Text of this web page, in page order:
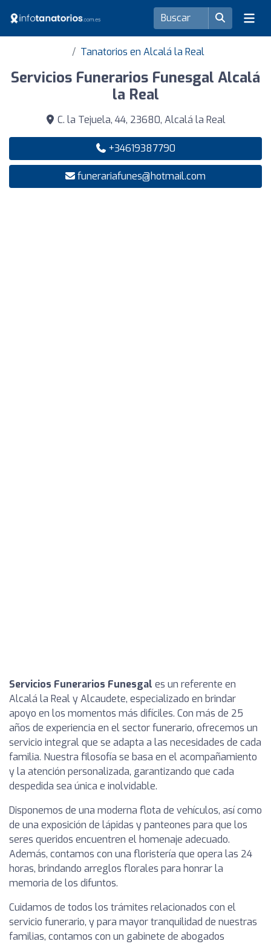
Tanatorios en Alcalá la Real
Servicios Funerarios Funesgal Alcalá
la Real
C. la Tejuela, 44, 23680, Alcalá la Real
+34619387790
funerariafunes@hotmail.com
Servicios Funerarios Funesgal es un referente en
Alcalá la Real y Alcaudete, especializado en brindar
apoyo en los momentos más difíciles. Con más de 25
años de experiencia en el sector funerario, ofrecemos un
servicio integral que se adapta a las necesidades de cada
familia. Nuestra filosofía se basa en el acompañamiento
y la atención personalizada, garantizando que cada
despedida sea única e inolvidable.
Disponemos de una moderna flota de vehículos, así como
de una exposición de lápidas y panteones para que los
seres queridos encuentren el homenaje adecuado.
Además, contamos con una floristería que opera las 24
horas, brindando arreglos florales para honrar la
memoria de los difuntos.
Cuidamos de todos los trámites relacionados con el
servicio funerario, y para mayor tranquilidad de nuestras
familias, contamos con un gabinete de abogados